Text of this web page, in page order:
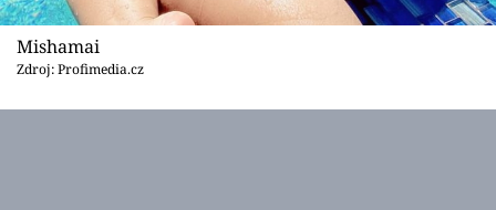
Mishamai
Zdroj: Profimedia.cz